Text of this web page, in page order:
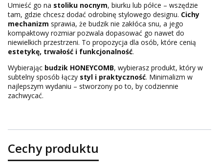
Umieść go na stoliku nocnym, biurku lub półce – wszędzie
tam, gdzie chcesz dodać odrobinę stylowego designu. Cichy
mechanizm sprawia, że budzik nie zakłóca snu, a jego
kompaktowy rozmiar pozwala dopasować go nawet do
niewielkich przestrzeni. To propozycja dla osób, które cenią
estetykę, trwałość i funkcjonalność.
Wybierając budzik HONEYCOMB, wybierasz produkt, który w
subtelny sposób łączy styl i praktyczność. Minimalizm w
najlepszym wydaniu – stworzony po to, by codziennie
zachwycać.
Cechy produktu